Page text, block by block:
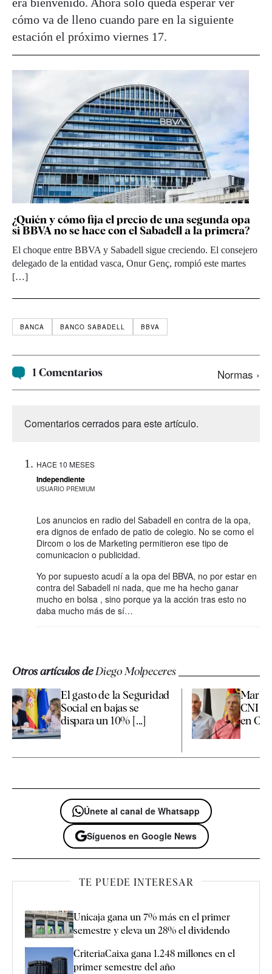
era bienvenido. Ahora solo queda esperar ver
cómo va de lleno cuando pare en la siguiente
estación el próximo viernes 17.
¿Quién y cómo fija el precio de una segunda opa
si BBVA no se hace con el Sabadell a la primera?
El choque entre BBVA y Sabadell sigue creciendo. El consejero
delegado de la entidad vasca, Onur Genç, rompió este martes
[…]
BANCA BANCO SABADELL BBVA
1 Comentarios Normas ›
Comentarios cerrados para este artículo.
HACE 10 MESES
Independiente
USUARIO PREMIUM
Los anuncios en radio del Sabadell en contra de la opa,
era dignos de enfado de patio de colegio. No se como el
Dircom o los de Marketing permitieron ese tipo de
comunicacion o publicidad.
Yo por supuesto acudí a la opa del BBVA, no por estar en
contra del Sabadell ni nada, que me ha hecho ganar
mucho en bolsa , sino porque ya la acción tras esto no
daba mucho más de sí…
Otros artículos deDiego Molpeceres
El gasto de la Seguridad
Social en bajas se
dispara un 10% [...]
CNI
en
Únete al canal de Whatsapp
Síguenos en Google News
TE PUEDE INTERESAR
Unicaja gana un 7% más en el primer
semestre y eleva un 28% el dividendo
CriteriaCaixa gana 1.248 millones en el
primer semestre del año